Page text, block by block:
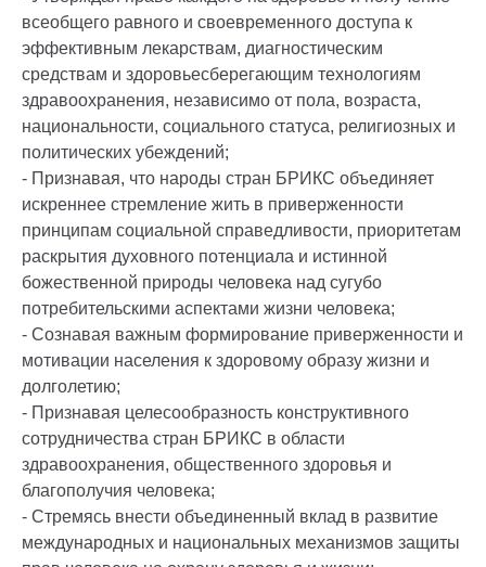
всеобщего равного и своевременного доступа к
эффективным лекарствам, диагностическим
средствам и здоровьесберегающим технологиям
здравоохранения, независимо от пола, возраста,
национальности, социального статуса, религиозных и
политических убеждений;
- Признавая, что народы стран БРИКС объединяет
искреннее стремление жить в приверженности
принципам социальной справедливости, приоритетам
раскрытия духовного потенциала и истинной
божественной природы человека над сугубо
потребительскими аспектами жизни человека;
- Сознавая важным формирование приверженности и
мотивации населения к здоровому образу жизни и
долголетию;
- Признавая целесообразность конструктивного
сотрудничества стран БРИКС в области
здравоохранения, общественного здоровья и
благополучия человека;
- Стремясь внести объединенный вклад в развитие
международных и национальных механизмов защиты